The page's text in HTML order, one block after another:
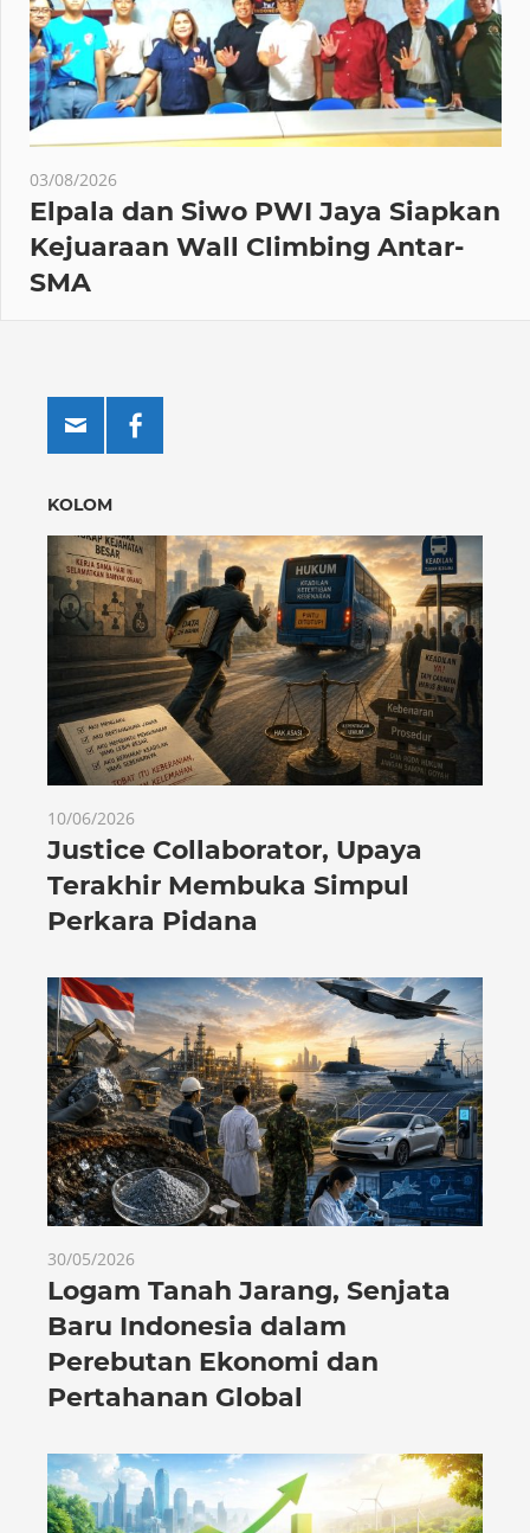
03/08/2026
Elpala dan Siwo PWI Jaya Siapkan
Kejuaraan Wall Climbing Antar-
SMA
KOLOM
10/06/2026
Justice Collaborator, Upaya
Terakhir Membuka Simpul
Perkara Pidana
30/05/2026
Logam Tanah Jarang, Senjata
Baru Indonesia dalam
Perebutan Ekonomi dan
Pertahanan Global